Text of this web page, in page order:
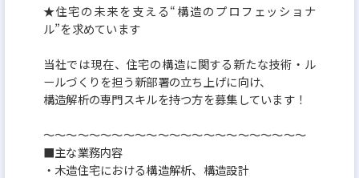
多様化するニーズやライフスタイル、エリアの特性
に合った、オリジナリティとクオリティを追求した
住まいづくりを実現しています。また「社内責任一貫
体制」で 用地の取得／開発／設計／施工／販売とい
う住まいづくりのプロセスに加えて、アフターサー
ビス／リフォーム／買取りなど、住んだ後も責任を
持ってフォローすることで顧客にきめ細やかで迅速
★住宅の未来を支える“構造のプロフェッショナ
ル”を求めています
当社では現在、住宅の構造に関する新たな技術・ル
ールづくりを担う新部署の立ち上げに向け、
構造解析の専門スキルを持つ方を募集しています！
～～～～～～～～～～～～～～～～～～～～～～～
■主な業務内容
・木造住宅における構造解析、構造設計